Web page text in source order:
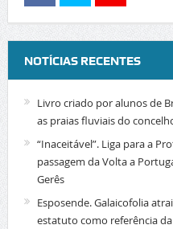
NOTÍCIAS RECENTES
Livro criado por alunos de
as praias fluviais do
“Inaceitável”. Liga para a
passagem da Volta a
Gerês
Esposende. Galaicofolia
estatuto como referência